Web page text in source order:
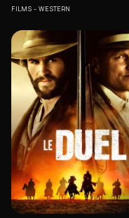
FILMS WESTERN